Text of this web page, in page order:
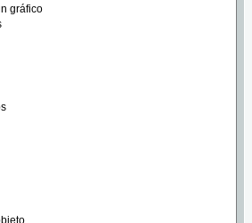
gráfico